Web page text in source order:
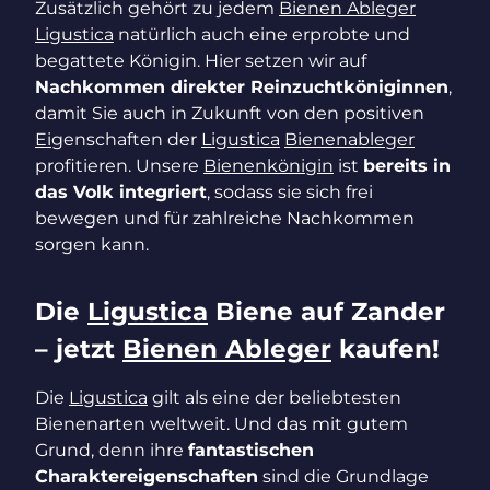
Zusätzlich gehört zu jedem Bienen Ableger
Ligustica natürlich auch eine erprobte und
begattete Königin. Hier setzen wir auf
Nachkommen direkter Reinzuchtköniginnen,
damit Sie auch in Zukunft von den positiven
Eigenschaften der Ligustica Bienenableger
profitieren. Unsere Bienenkönigin ist bereits in
das Volk integriert, sodass sie sich frei
bewegen und für zahlreiche Nachkommen
sorgen kann.
Die Ligustica Biene auf Zander
– jetzt Bienen Ableger kaufen!
Die Ligustica gilt als eine der beliebtesten
Bienenarten weltweit. Und das mit gutem
Grund, denn ihre fantastischen
Charaktereigenschaften sind die Grundlage